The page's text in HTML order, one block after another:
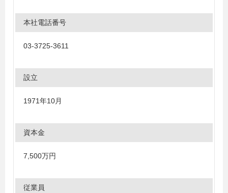
本社電話番号
03-3725-3611
設立
1971年10月
資本金
7,500万円
従業員